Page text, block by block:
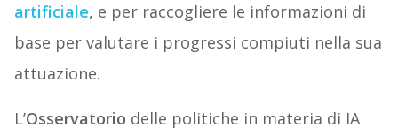
artificiale, e per raccogliere le informazioni di
base per valutare i progressi compiuti nella sua
attuazione.
L’Osservatorio delle politiche in materia di IA